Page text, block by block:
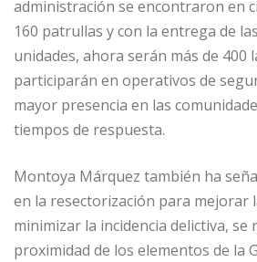
administración se encontraron en
160 patrullas y con la entrega de
unidades, ahora serán más de 400
participarán en operativos de
mayor presencia en las
tiempos de respuesta.
Montoya Márquez también ha
en la resectorización para mejorar
minimizar la incidencia delictiva, se
proximidad de los elementos de la